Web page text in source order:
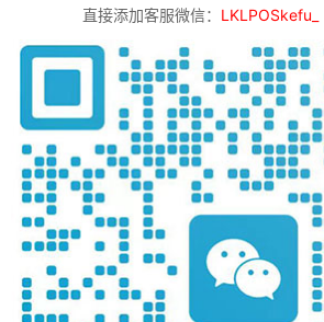
直接添加客服微信： LKLPOSkefu_